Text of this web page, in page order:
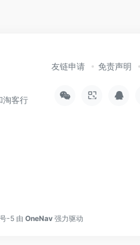
淘客行
友链申请 免责声明
-5 由 OneNav 强力驱动